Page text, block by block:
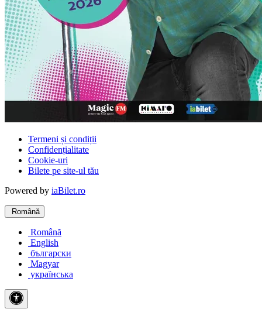
Termeni și condiții
Confidențialitate
Cookie-uri
Bilete pe site-ul tău
Powered by iaBilet.ro
Română
Română
English
български
Magyar
українська